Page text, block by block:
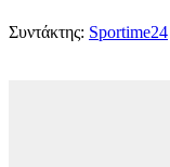
Συντάκτης: Sportime24